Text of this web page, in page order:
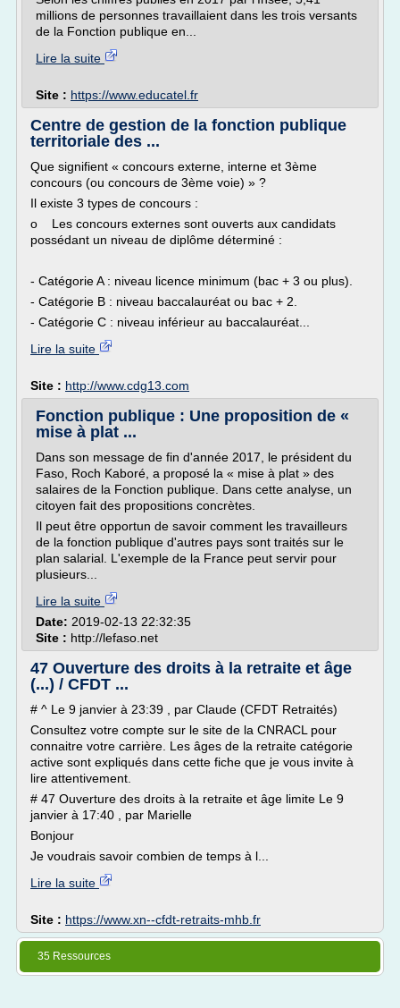
millions de personnes travaillaient dans les trois versants
de la Fonction publique en...
Lire la suite
Site : https://www.educatel.fr
Centre de gestion de la fonction publique
territoriale des ...
Que signifient « concours externe, interne et 3ème
concours (ou concours de 3ème voie) » ?
Il existe 3 types de concours :
o Les concours externes sont ouverts aux candidats
possédant un niveau de diplôme déterminé :
- Catégorie A : niveau licence minimum (bac + 3 ou plus).
- Catégorie B : niveau baccalauréat ou bac + 2.
- Catégorie C : niveau inférieur au baccalauréat...
Lire la suite
Site : http://www.cdg13.com
Fonction publique : Une proposition de «
mise à plat ...
Dans son message de fin d'année 2017, le président du
Faso, Roch Kaboré, a proposé la « mise à plat » des
salaires de la Fonction publique. Dans cette analyse, un
citoyen fait des propositions concrètes.
Il peut être opportun de savoir comment les travailleurs
de la fonction publique d'autres pays sont traités sur le
plan salarial. L'exemple de la France peut servir pour
plusieurs...
Lire la suite
Date: 2019-02-13 22:32:35
Site : http://lefaso.net
47 Ouverture des droits à la retraite et âge
(...) / CFDT ...
# ^ Le 9 janvier à 23:39 , par Claude (CFDT Retraités)
Consultez votre compte sur le site de la CNRACL pour
connaitre votre carrière. Les âges de la retraite catégorie
active sont expliqués dans cette fiche que je vous invite à
lire attentivement.
# 47 Ouverture des droits à la retraite et âge limite Le 9
janvier à 17:40 , par Marielle
Bonjour
Je voudrais savoir combien de temps à l...
Lire la suite
Site : https://www.xn--cfdt-retraits-mhb.fr
35 Ressources